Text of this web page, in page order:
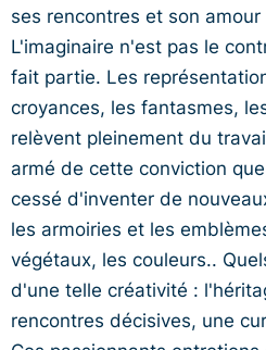
ses rencontres et son
L'imaginaire n'est pas le
fait partie. Les
croyances, les fantasmes,
relèvent pleinement du
armé de cette conviction
cessé d'inventer de
les armoiries et les
végétaux, les couleurs..
d'une telle créativité :
rencontres décisives, une